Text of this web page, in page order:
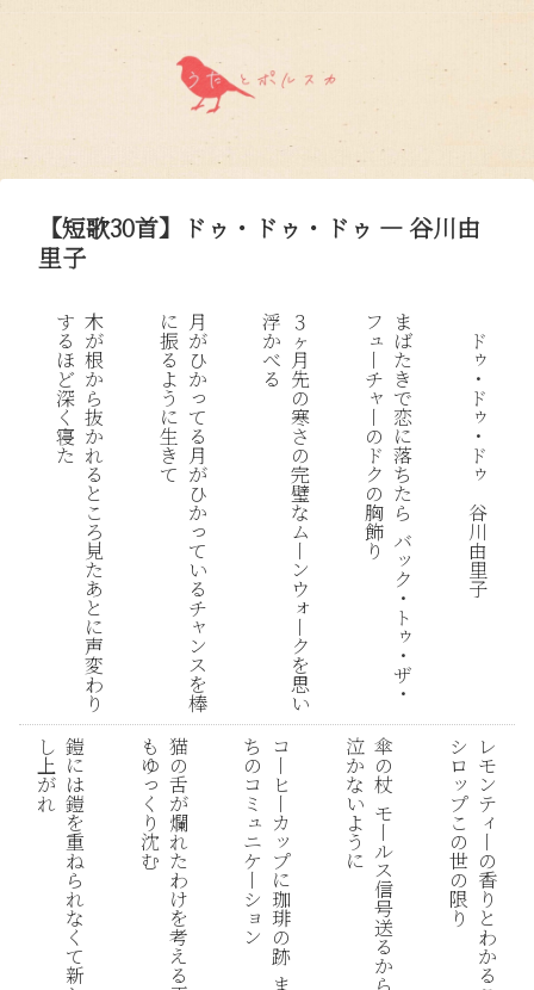
【短歌30首】ドゥ・ドゥ・ドゥ — 谷川由
里子
ド
ゥ
・
ド
ゥ
・
ド
ゥ
谷
川
由
里
子
ま
ば
た
き
で
恋
に
落
ち
た
ら
バ
ッ
ク
・
ト
ゥ
・
ザ
・
フ
ュ
丨
チ
ャ
丨
の
ド
ク
の
胸
飾
り
３
ヶ
月
先
の
寒
さ
の
完
璧
な
ム
丨
ン
ウ
ォ
丨
ク
を
思
い
浮
か
べ
る
月
が
ひ
か
っ
て
る
月
が
ひ
か
っ
て
い
る
チ
ャ
ン
ス
を
棒
に
振
る
よ
う
に
生
き
て
木
が
根
か
ら
抜
か
れ
る
と
こ
ろ
見
た
あ
と
に
声
変
わ
り
す
る
ほ
ど
深
く
寝
た
レ
モ
ン
テ
ィ
丨
の
香
り
と
わ
か
る
シ
ロ
ッ
プ
こ
の
世
の
限
り
傘
の
杖
モ
丨
ル
ス
信
号
送
る
か
泣
か
な
い
よ
う
に
コ
丨
ヒ
丨
カ
ッ
プ
に
珈
琲
の
跡
ち
の
コ
ミ
ュ
ニ
ケ
丨
シ
ョ
ン
猫
の
舌
が
爛
れ
た
わ
け
を
考
え
る
も
ゆ
っ
く
り
沈
む
鎧
に
は
鎧
を
重
ね
ら
れ
な
く
て
新
し
上
が
れ